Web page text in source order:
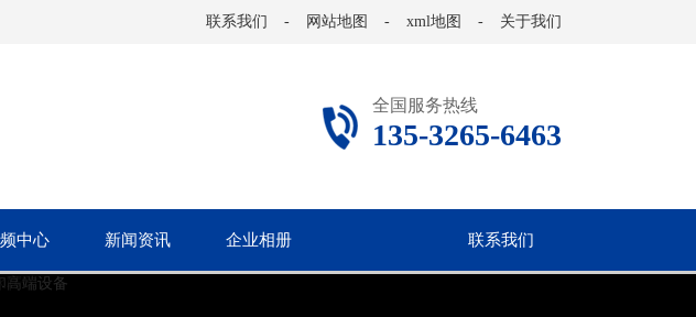
联系我们 - 网站地图 - xml地图 - 关于我们
全国服务热线
135-3265-6463
中心 新闻资讯 企业相册 联系我们